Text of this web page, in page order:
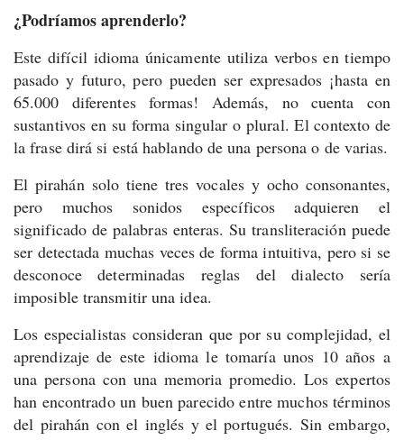
¿Podríamos aprenderlo?
Este difícil idioma únicamente utiliza verbos en tiempo
pasado y futuro, pero pueden ser expresados ¡hasta en
65.000 diferentes formas! Además, no cuenta con
sustantivos en su forma singular o plural. El contexto de
la frase dirá si está hablando de una persona o de varias.
El pirahán solo tiene tres vocales y ocho consonantes,
pero muchos sonidos específicos adquieren el
significado de palabras enteras. Su transliteración puede
ser detectada muchas veces de forma intuitiva, pero si se
desconoce determinadas reglas del dialecto sería
imposible transmitir una idea.
Los especialistas consideran que por su complejidad, el
aprendizaje de este idioma le tomaría unos 10 años a
una persona con una memoria promedio. Los expertos
han encontrado un buen parecido entre muchos términos
del pirahán con el inglés y el portugués. Sin embargo,